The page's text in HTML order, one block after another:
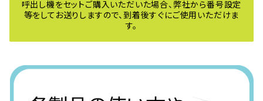
呼出し機をセットご購入いただいた場合、弊社から番号設定
等をしてお送りしますので、到着後すぐにご使用いただけま
す。